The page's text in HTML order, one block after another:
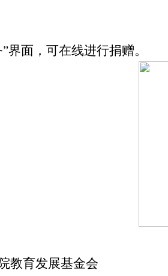
”界面，可在线进行捐赠。
教育发展基金会